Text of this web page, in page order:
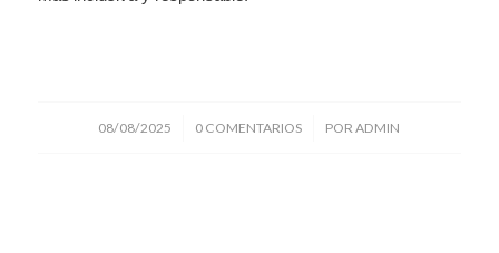
08/08/2025
/ 0 COMENTARIOS
/ PORADMIN